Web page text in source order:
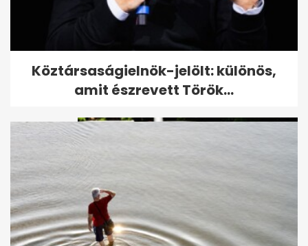
Friss hírek az intenzív
osztályon ápolt Sallai Nóráról
Köztársaságielnök-jelölt: különös,
amit észrevett Török...